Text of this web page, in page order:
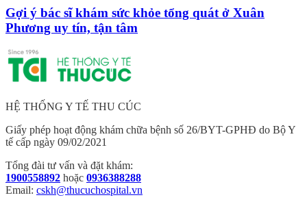
Gợi ý bác sĩ khám sức khỏe tổng quát ở Xuân
Phương uy tín, tận tâm
HỆ THỐNG Y TẾ THU CÚC
Giấy phép hoạt động khám chữa bệnh số 26/BYT-GPHĐ do Bộ Y
tế cấp ngày 09/02/2021
Tổng đài tư vấn và đặt khám:
1900558892 hoặc 0936388288
Email: cskh@thucuchospital.vn